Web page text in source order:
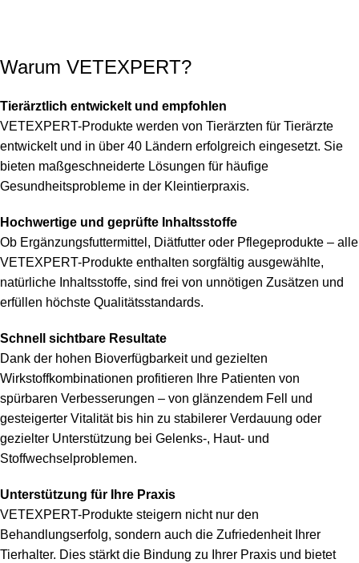
Warum VETEXPERT?
Tierärztlich entwickelt und empfohlen
VETEXPERT-Produkte werden von Tierärzten für Tierärzte
entwickelt und in über 40 Ländern erfolgreich eingesetzt. Sie
bieten maßgeschneiderte Lösungen für häufige
Gesundheitsprobleme in der Kleintierpraxis.
Hochwertige und geprüfte Inhaltsstoffe
Ob Ergänzungsfuttermittel, Diätfutter oder Pflegeprodukte – alle
VETEXPERT-Produkte enthalten sorgfältig ausgewählte,
natürliche Inhaltsstoffe, sind frei von unnötigen Zusätzen und
erfüllen höchste Qualitätsstandards.
Schnell sichtbare Resultate
Dank der hohen Bioverfügbarkeit und gezielten
Wirkstoffkombinationen profitieren Ihre Patienten von
spürbaren Verbesserungen – von glänzendem Fell und
gesteigerter Vitalität bis hin zu stabilerer Verdauung oder
gezielter Unterstützung bei Gelenks-, Haut- und
Stoffwechselproblemen.
Unterstützung für Ihre Praxis
VETEXPERT-Produkte steigern nicht nur den
Behandlungserfolg, sondern auch die Zufriedenheit Ihrer
Tierhalter. Dies stärkt die Bindung zu Ihrer Praxis und bietet